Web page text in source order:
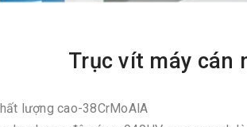
Trục vít máy cán
lượng cao-38CrMoAlA